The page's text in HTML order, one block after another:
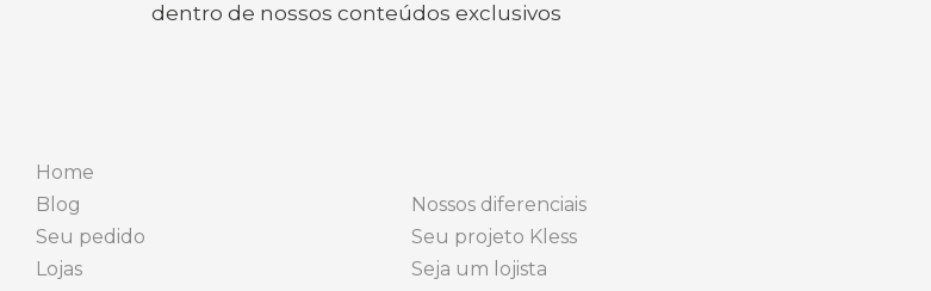
dentro de nossos conteúdos exclusivos
Home
Blog
Seu pedido
Lojas
Nossos diferenciais
Seu projeto Kless
Seja um lojista